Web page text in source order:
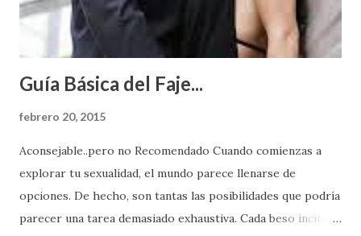
Guía Básica del Faje...
febrero 20, 2015
Aconsejable..pero no Recomendado Cuando comienzas a
explorar tu sexualidad, el mundo parece llenarse de
opciones. De hecho, son tantas las posibilidades que podría
parecer una tarea demasiado exhaustiva. Cada beso incita